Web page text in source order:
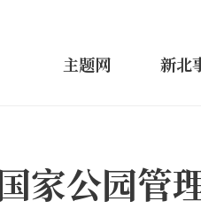
主题网 新北
家公园管